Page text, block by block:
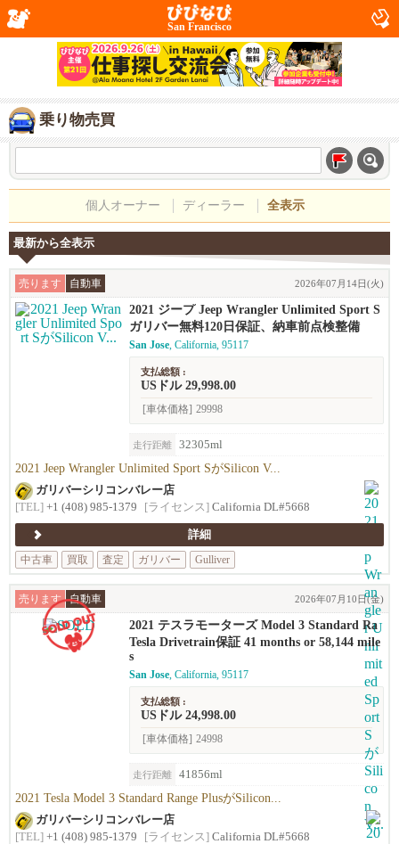
San Francisco
乗り物売買
個人オーナー ディーラー 全表示
最新から全表示
売ります 自動車 2026年07月14日(火)
2021 ジープ Jeep Wrangler Unlimited Sport S
ガリバー無料120日保証、納車前点検整備
San Jose, California, 95117
支払総額 :
USドル 29,998.00
[車体価格] 29998
走行距離 32305ml
2021 Jeep Wrangler Unlimited Sport SがSilicon V...
ガリバーシリコンバレー店
[TEL] +1 (408) 985-1379 [ライセンス] California DL#5668
詳細
中古車
買取 査定 ガリバー Gulliver
売ります 自動車 2026年07月10日(金)
2021 テスラモーターズ Model 3 Standard Ra
nge Plus
Tesla Drivetrain保証 41 months or 58,144 mile
s
San Jose, California, 95117
支払総額 :
USドル 24,998.00
[車体価格] 24998
走行距離 41856ml
2021 Tesla Model 3 Standard Range PlusがSilicon...
ガリバーシリコンバレー店
[TEL] +1 (408) 985-1379 [ライセンス] California DL#5668